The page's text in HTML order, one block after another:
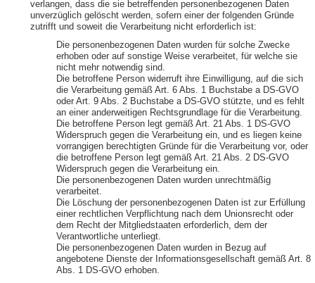
verlangen, dass die sie betreffenden personenbezogenen Daten
unverzüglich gelöscht werden, sofern einer der folgenden Gründe
zutrifft und soweit die Verarbeitung nicht erforderlich ist:
Die personenbezogenen Daten wurden für solche Zwecke
erhoben oder auf sonstige Weise verarbeitet, für welche sie
nicht mehr notwendig sind.
Die betroffene Person widerruft ihre Einwilligung, auf die sich
die Verarbeitung gemäß Art. 6 Abs. 1 Buchstabe a DS-GVO
oder Art. 9 Abs. 2 Buchstabe a DS-GVO stützte, und es fehlt
an einer anderweitigen Rechtsgrundlage für die Verarbeitung.
Die betroffene Person legt gemäß Art. 21 Abs. 1 DS-GVO
Widerspruch gegen die Verarbeitung ein, und es liegen keine
vorrangigen berechtigten Gründe für die Verarbeitung vor, oder
die betroffene Person legt gemäß Art. 21 Abs. 2 DS-GVO
Widerspruch gegen die Verarbeitung ein.
Die personenbezogenen Daten wurden unrechtmäßig
verarbeitet.
Die Löschung der personenbezogenen Daten ist zur Erfüllung
einer rechtlichen Verpflichtung nach dem Unionsrecht oder
dem Recht der Mitgliedstaaten erforderlich, dem der
Verantwortliche unterliegt.
Die personenbezogenen Daten wurden in Bezug auf
angebotene Dienste der Informationsgesellschaft gemäß Art. 8
Abs. 1 DS-GVO erhoben.